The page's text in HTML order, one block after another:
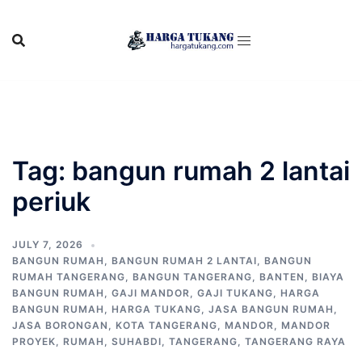
content
Tag: bangun rumah 2 lantai
periuk
JULY 7, 2026
BANGUN RUMAH , BANGUN RUMAH 2 LANTAI, BANGUN
RUMAH TANGERANG, BANGUN TANGERANG, BANTEN , BIAYA
BANGUN RUMAH , GAJI MANDOR, GAJI TUKANG, HARGA
BANGUN RUMAH , HARGA TUKANG, JASA BANGUN RUMAH ,
JASA BORONGAN , KOTA TANGERANG, MANDOR, MANDOR
PROYEK, RUMAH , SUHABDI, TANGERANG, TANGERANG RAYA